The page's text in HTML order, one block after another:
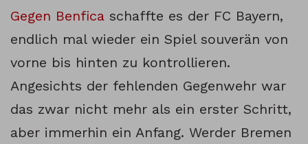
Gegen Benfica schaffte es der FC Bayern,
endlich mal wieder ein Spiel souverän von
vorne bis hinten zu kontrollieren.
Angesichts der fehlenden Gegenwehr war
das zwar nicht mehr als ein erster Schritt,
aber immerhin ein Anfang. Werder Bremen